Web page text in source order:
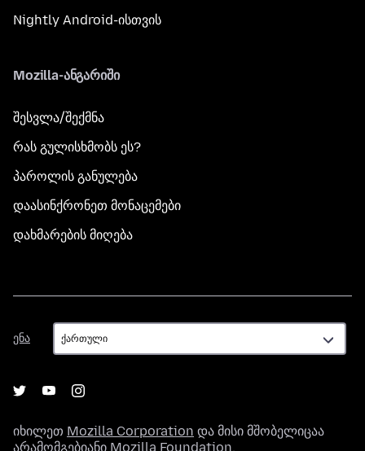
Nightly Android-ისთვის
Mozilla-ანგარიში
შესვლა/შექმნა
რას გულისხმობს ეს?
პაროლის განულება
დაასინქრონეთ მონაცემები
დახმარების მიღება
ენა
ენა
იხილეთ Mozilla Corporation და მისი მშობელიცაა
არამომგებიანი Mozilla Foundation.